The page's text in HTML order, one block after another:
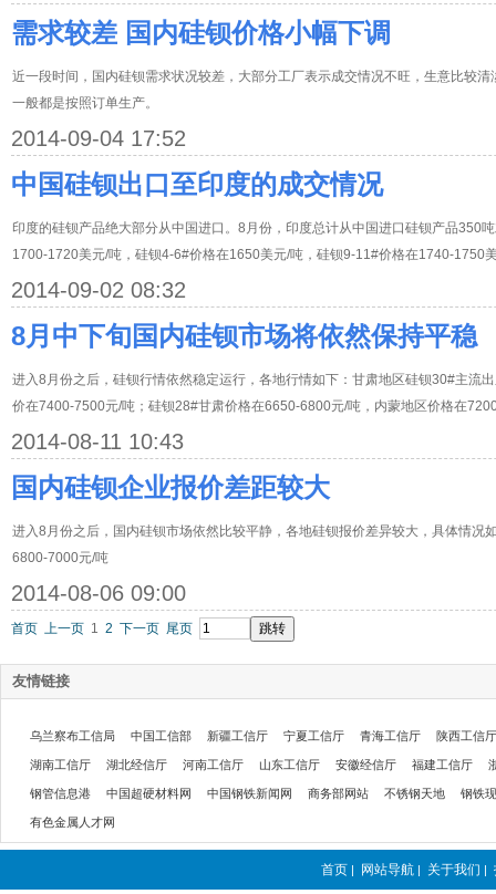
需求较差 国内硅钡价格小幅下调
近一段时间，国内硅钡需求状况较差，大部分工厂表示成交情况不旺，生意比较
一般都是按照订单生产。
2014-09-04 17:52
中国硅钡出口至印度的成交情况
印度的硅钡产品绝大部分从中国进口。8月份，印度总计从中国进口硅钡产品350
1700-1720美元/吨，硅钡4-6#价格在1650美元/吨，硅钡9-11#价格在1740-1750
2014-09-02 08:32
8月中下旬国内硅钡市场将依然保持平稳
进入8月份之后，硅钡行情依然稳定运行，各地行情如下：甘肃地区硅钡30#主流
价在7400-7500元/吨；硅钡28#甘肃价格在6650-6800元/吨，内蒙地区价格在
2014-08-11 10:43
国内硅钡企业报价差距较大
进入8月份之后，国内硅钡市场依然比较平静，各地硅钡报价差异较大，具体情况
6800-7000元/吨
2014-08-06 09:00
首页 上一页 1 2 下一页 尾页
友情链接
乌兰察布工信局 中国工信部 新疆工信厅 宁夏工信厅 青海工信厅 陕西工信厅
湖南工信厅 湖北经信厅 河南工信厅 山东工信厅 安徽经信厅 福建工信厅
钢管信息港 中国超硬材料网 中国钢铁新闻网 商务部网站 不锈钢天地 钢铁
有色金属人才网
首页 | 网站导航 | 关于我们 |